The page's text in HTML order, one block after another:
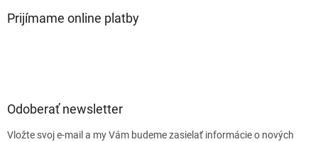
Prijímame online platby
Odoberať newsletter
Vložte svoj e-mail a my Vám budeme zasielať informácie o nových